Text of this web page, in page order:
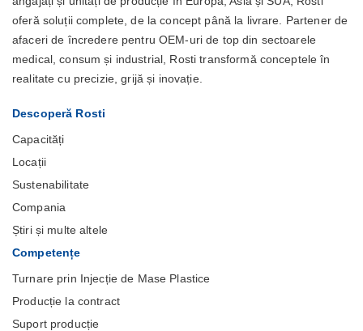
oferă soluții complete, de la concept până la livrare. Partener de
afaceri de încredere pentru OEM-uri de top din sectoarele
medical, consum și industrial, Rosti transformă conceptele în
realitate cu precizie, grijă și inovație.
Descoperă Rosti
Capacități
Locații
Sustenabilitate
Compania
Știri și multe altele
Competențe
Turnare prin Injecție de Mase Plastice
Producție la contract
Suport producție